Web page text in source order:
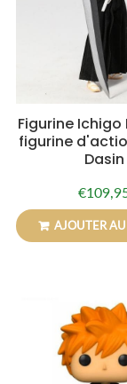
Figurine Ichigo
figurine
Dasin
Prix
régulier
AJOUTER